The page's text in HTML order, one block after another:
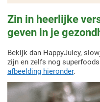
Zin in heerlijke
geven in je
Bekijk dan HappyJuicy,
zijn en zelfs nog
afbeelding hieronder.